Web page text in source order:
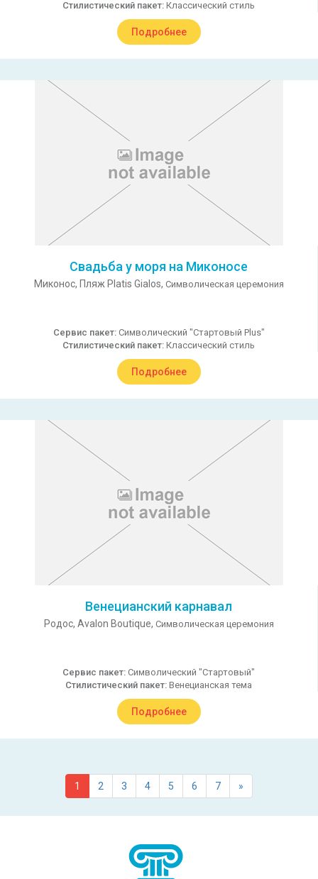
Стилистический пакет: Классический стиль
Подробнее
Свадьба у моря на Миконосе
Миконос, Пляж Platis Gialos, Символическая церемония
Сервис пакет: Символический "Стартовый Plus"
Стилистический пакет: Классический стиль
Подробнее
Венецианский карнавал
Родос, Avalon Boutique, Символическая церемония
Сервис пакет: Символический "Стартовый"
Стилистический пакет: Венецианская тема
Подробнее
1 2 3 4 5 6 7 »